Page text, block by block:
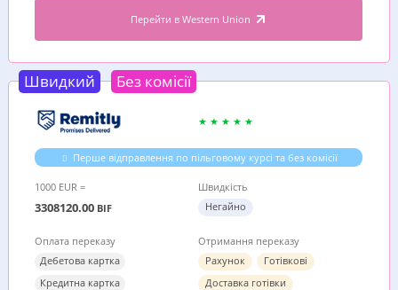
Перейти в Western Union
Швидкий Без комісії
Перше відправлення по пільговому курсі та без комісії
1000 EUR =
3308120.00 BIF
Швидкість
Негайно
Оплата переказу
Дебетова картка
Кредитна картка
Отримання переказу
Рахунок
Готівкові
Доставка готівки